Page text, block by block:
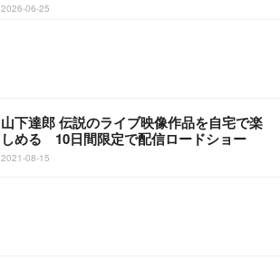
2026-06-25
山下達郎 伝説のライブ映像作品を自宅で楽
しめる 10日間限定で配信ロードショー
2021-08-15